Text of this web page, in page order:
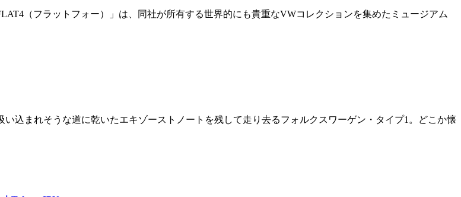
（フラットフォー）」は、同社が所有する世界的にも貴重なVWコレクションを集めたミュージアム
込まれそうな道に乾いたエキゾーストノートを残して走り去るフォルクスワーゲン・タイプ1。どこか懐